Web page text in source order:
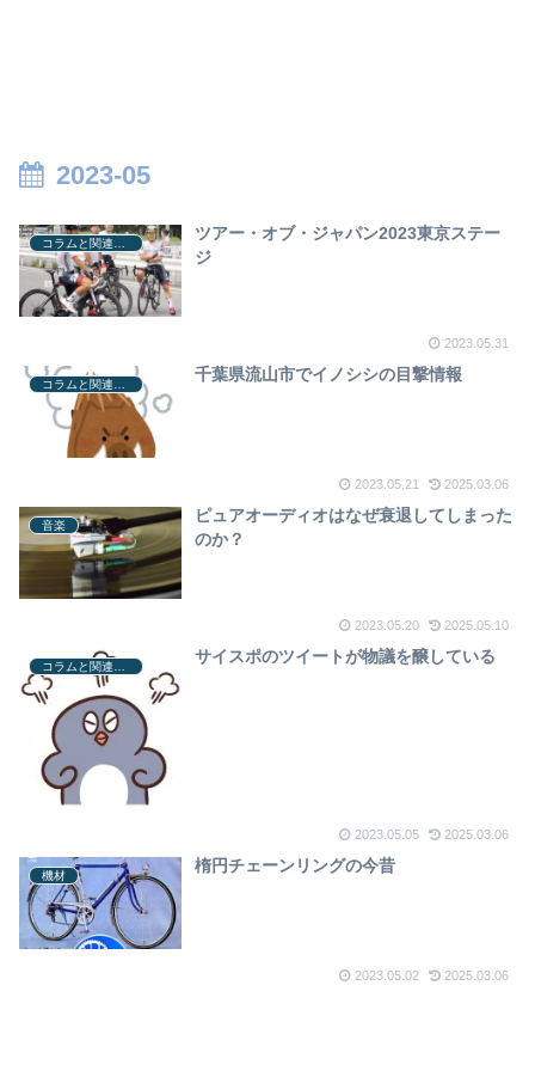
2023-05
コラムと関連ニュース
ツアー・オブ・ジャパン2023東京ステー
ジ
2023.05.31
千葉県流山市でイノシシの目撃情報
2023.05.21 2025.03.06
音楽
ピュアオーディオはなぜ衰退してしまった
のか？
2023.05.20 2025.05.10
サイスポのツイートが物議を醸している
2023.05.05 2025.03.06
機材
楕円チェーンリングの今昔
2023.05.02 2025.03.06